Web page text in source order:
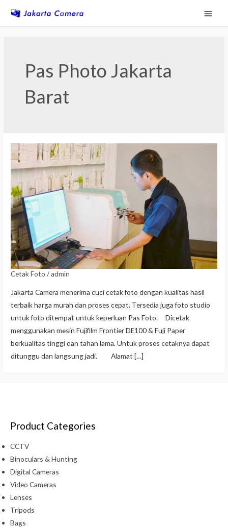
Main
Menu
Pas Photo Jakarta
Barat
Cetak Foto /admin
Jakarta Camera menerima cuci cetak foto dengan kualitas hasil
terbaik harga murah dan proses cepat. Tersedia juga foto studio
untuk foto ditempat untuk keperluan Pas Foto. Dicetak
menggunakan mesin Fujifilm Frontier DE100 & Fuji Paper
berkualitas tinggi dan tahan lama. Untuk proses cetaknya dapat
ditunggu dan langsung jadi. Alamat […]
Product Categories
CCTV
Binoculars & Hunting
Digital Cameras
Video Cameras
Lenses
Tripods
Bags